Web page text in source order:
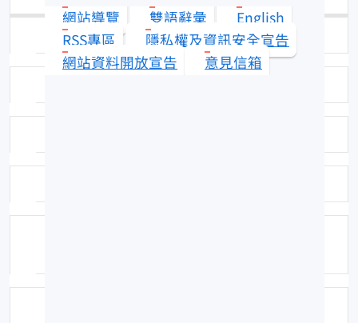
網站導覽 雙語辭彙
English
RSS專區
隱私權及資訊安全宣告
網站資料開放宣告
意見信箱
日期：95-01-26